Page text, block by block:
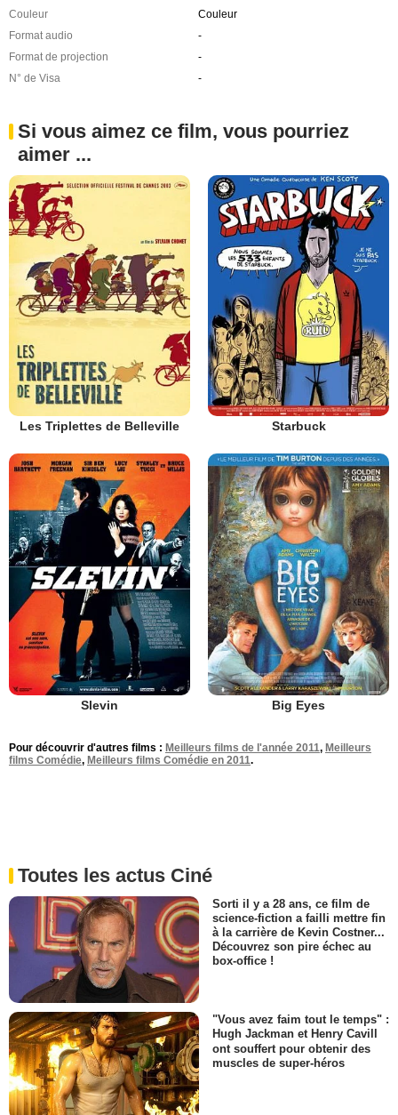
Couleur
Couleur
Format audio
-
Format de projection
-
N° de Visa
-
Si vous aimez ce film, vous pourriez
aimer ...
Les Triplettes de Belleville Starbuck
Slevin Big Eyes
Pour découvrir d'autres films : Meilleurs films de l'année 2011, Meilleurs
films Comédie, Meilleurs films Comédie en 2011.
Toutes les actus Ciné
Sorti il y a 28 ans, ce film de
science-fiction a failli mettre fin
à la carrière de Kevin Costner...
Découvrez son pire échec au
box-office !
"Vous avez faim tout le temps" :
Hugh Jackman et Henry Cavill
ont souffert pour obtenir des
muscles de super-héros